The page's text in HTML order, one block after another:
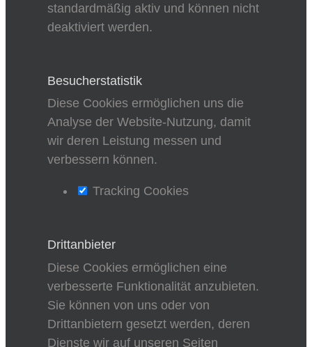
standardmäßig aktiv und können nicht
deaktiviert werden.
Besucherstatistik
Diese Cookies ermöglichen uns die
Analyse der Website-Nutzung, damit
wir deren Leistung messen und
verbessern können.
Tracking Cookies
Drittanbieter
Diese Cookies ermöglichen eine
verbesserte Funktionalität anzubieten.
Sie können von uns oder von
Drittanbietern gesetzt werden, deren
Dienste wir auf unseren Seiten